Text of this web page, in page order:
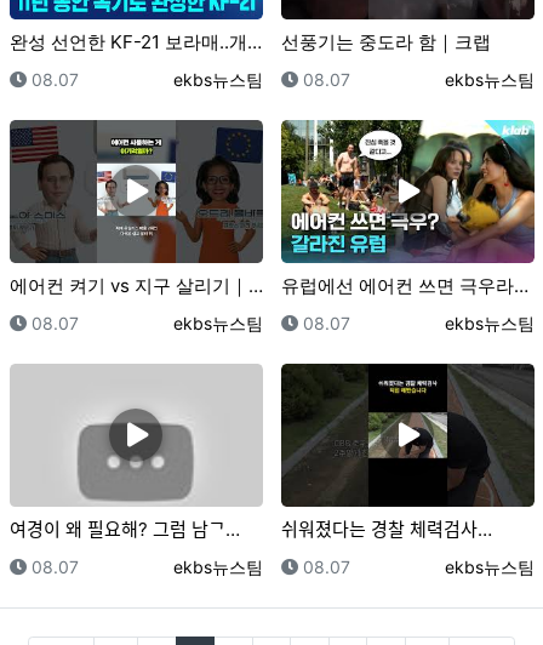
완성 선언한 KF-21 보라매..개발사 완벽 총정리/ …
등록일
08.07 등록자
ekbs뉴스팀
선풍기는 중도라 함｜크랩
등록일
08.07 등록자
ekbs뉴스팀
에어컨 켜기 vs 지구 살리기｜크랩
등록일
08.07 등록자
ekbs뉴스팀
유럽에선 에어컨 쓰면 극우라고요??｜크랩
등록일
08.07 등록자
ekbs뉴스팀
여경이 왜 필요해? 그럼 남ᄀ…
등록일
08.07 등록자
ekbs뉴스팀
쉬워졌다는 경찰 체력검사…
등록일
08.07 등록자
ekbs뉴스팀